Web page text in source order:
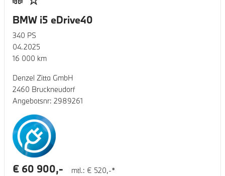
BMW i5 eDrive40
340 PS
04.2025
16 000 km
Denzel Zitta GmbH
2460 Bruckneudorf
Angebotsnr: 2989261
mtl.: € 520,-*
€ 60 900,-